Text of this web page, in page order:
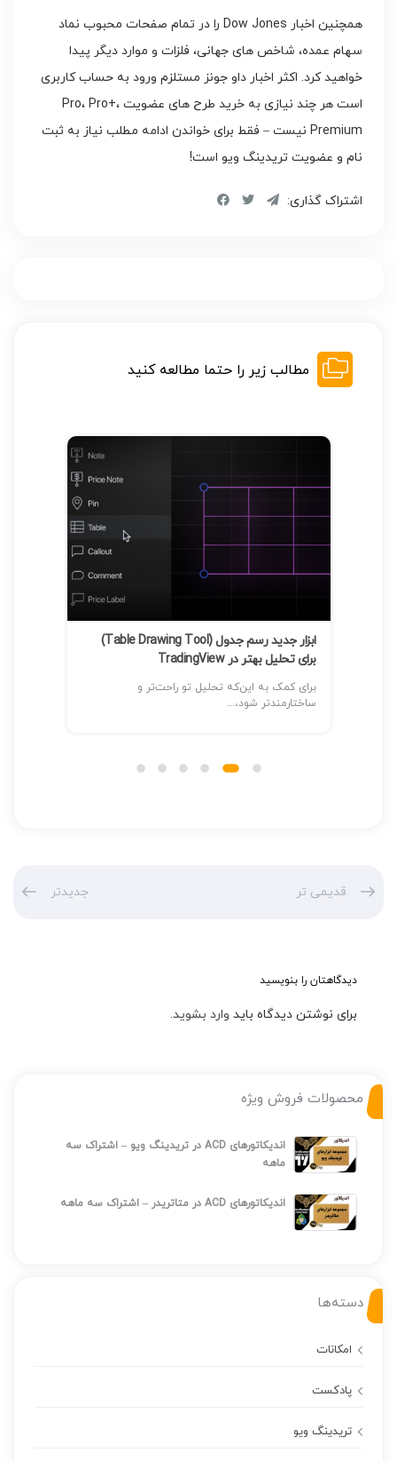
همچنین اخبار Dow Jones را در تمام صفحات محبوب نماد
سهام عمده، شاخص های جهانی، فلزات و موارد دیگر پیدا
خواهید کرد. اکثر اخبار داو جونز مستلزم ورود به حساب کاربری
است هر چند نیازی به خرید طرح های عضویت Pro، Pro+،
Premium نیست – فقط برای خواندن ادامه مطلب نیاز به ثبت
نام و عضویت تریدینگ ویو است!
اشتراک گذاری:
مطالب زیر را حتما مطالعه کنید
ابزار جدید رسم جدول (Table Drawing Tool)
برای تحلیل بهتر در TradingView
برای کمک به این‌که تحلیل تو راحت‌تر و
ساختارمندتر شود،...
قدیمی تر جدیدتر
دیدگاهتان را بنویسید
برای نوشتن دیدگاه باید وارد بشوید.
محصولات فروش ویژه
اندیکاتورهای ACD در تریدینگ ویو – اشتراک سه
ماهه
اندیکاتورهای ACD در متاتریدر – اشتراک سه ماهه
دسته‌ها
امکانات
پادکست
تریدینگ ویو